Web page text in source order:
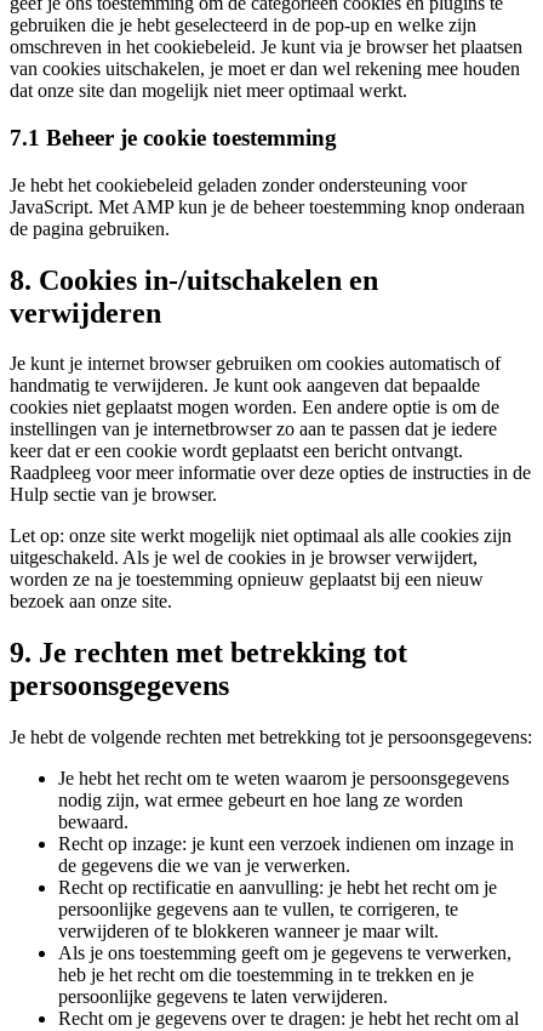
gebruiken die je hebt geselecteerd in de pop-up en welke zijn
omschreven in het cookiebeleid. Je kunt via je browser het plaatsen
van cookies uitschakelen, je moet er dan wel rekening mee houden
dat onze site dan mogelijk niet meer optimaal werkt.
7.1 Beheer je cookie toestemming
Je hebt het cookiebeleid geladen zonder ondersteuning voor
JavaScript. Met AMP kun je de beheer toestemming knop onderaan
de pagina gebruiken.
8. Cookies in-/uitschakelen en
verwijderen
Je kunt je internet browser gebruiken om cookies automatisch of
handmatig te verwijderen. Je kunt ook aangeven dat bepaalde
cookies niet geplaatst mogen worden. Een andere optie is om de
instellingen van je internetbrowser zo aan te passen dat je iedere
keer dat er een cookie wordt geplaatst een bericht ontvangt.
Raadpleeg voor meer informatie over deze opties de instructies in de
Hulp sectie van je browser.
Let op: onze site werkt mogelijk niet optimaal als alle cookies zijn
uitgeschakeld. Als je wel de cookies in je browser verwijdert,
worden ze na je toestemming opnieuw geplaatst bij een nieuw
bezoek aan onze site.
9. Je rechten met betrekking tot
persoonsgegevens
Je hebt de volgende rechten met betrekking tot je persoonsgegevens:
Je hebt het recht om te weten waarom je persoonsgegevens
nodig zijn, wat ermee gebeurt en hoe lang ze worden
bewaard.
Recht op inzage: je kunt een verzoek indienen om inzage in
de gegevens die we van je verwerken.
Recht op rectificatie en aanvulling: je hebt het recht om je
persoonlijke gegevens aan te vullen, te corrigeren, te
verwijderen of te blokkeren wanneer je maar wilt.
Als je ons toestemming geeft om je gegevens te verwerken,
heb je het recht om die toestemming in te trekken en je
persoonlijke gegevens te laten verwijderen.
Recht om je gegevens over te dragen: je hebt het recht om al